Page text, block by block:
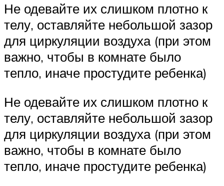
Не одевайте их слишком плотно к
телу, оставляйте небольшой зазор
для циркуляции воздуха (при этом
важно, чтобы в комнате было
тепло, иначе простудите ребенка)
Не одевайте их слишком плотно к
телу, оставляйте небольшой зазор
для циркуляции воздуха (при этом
важно, чтобы в комнате было
тепло, иначе простудите ребенка)